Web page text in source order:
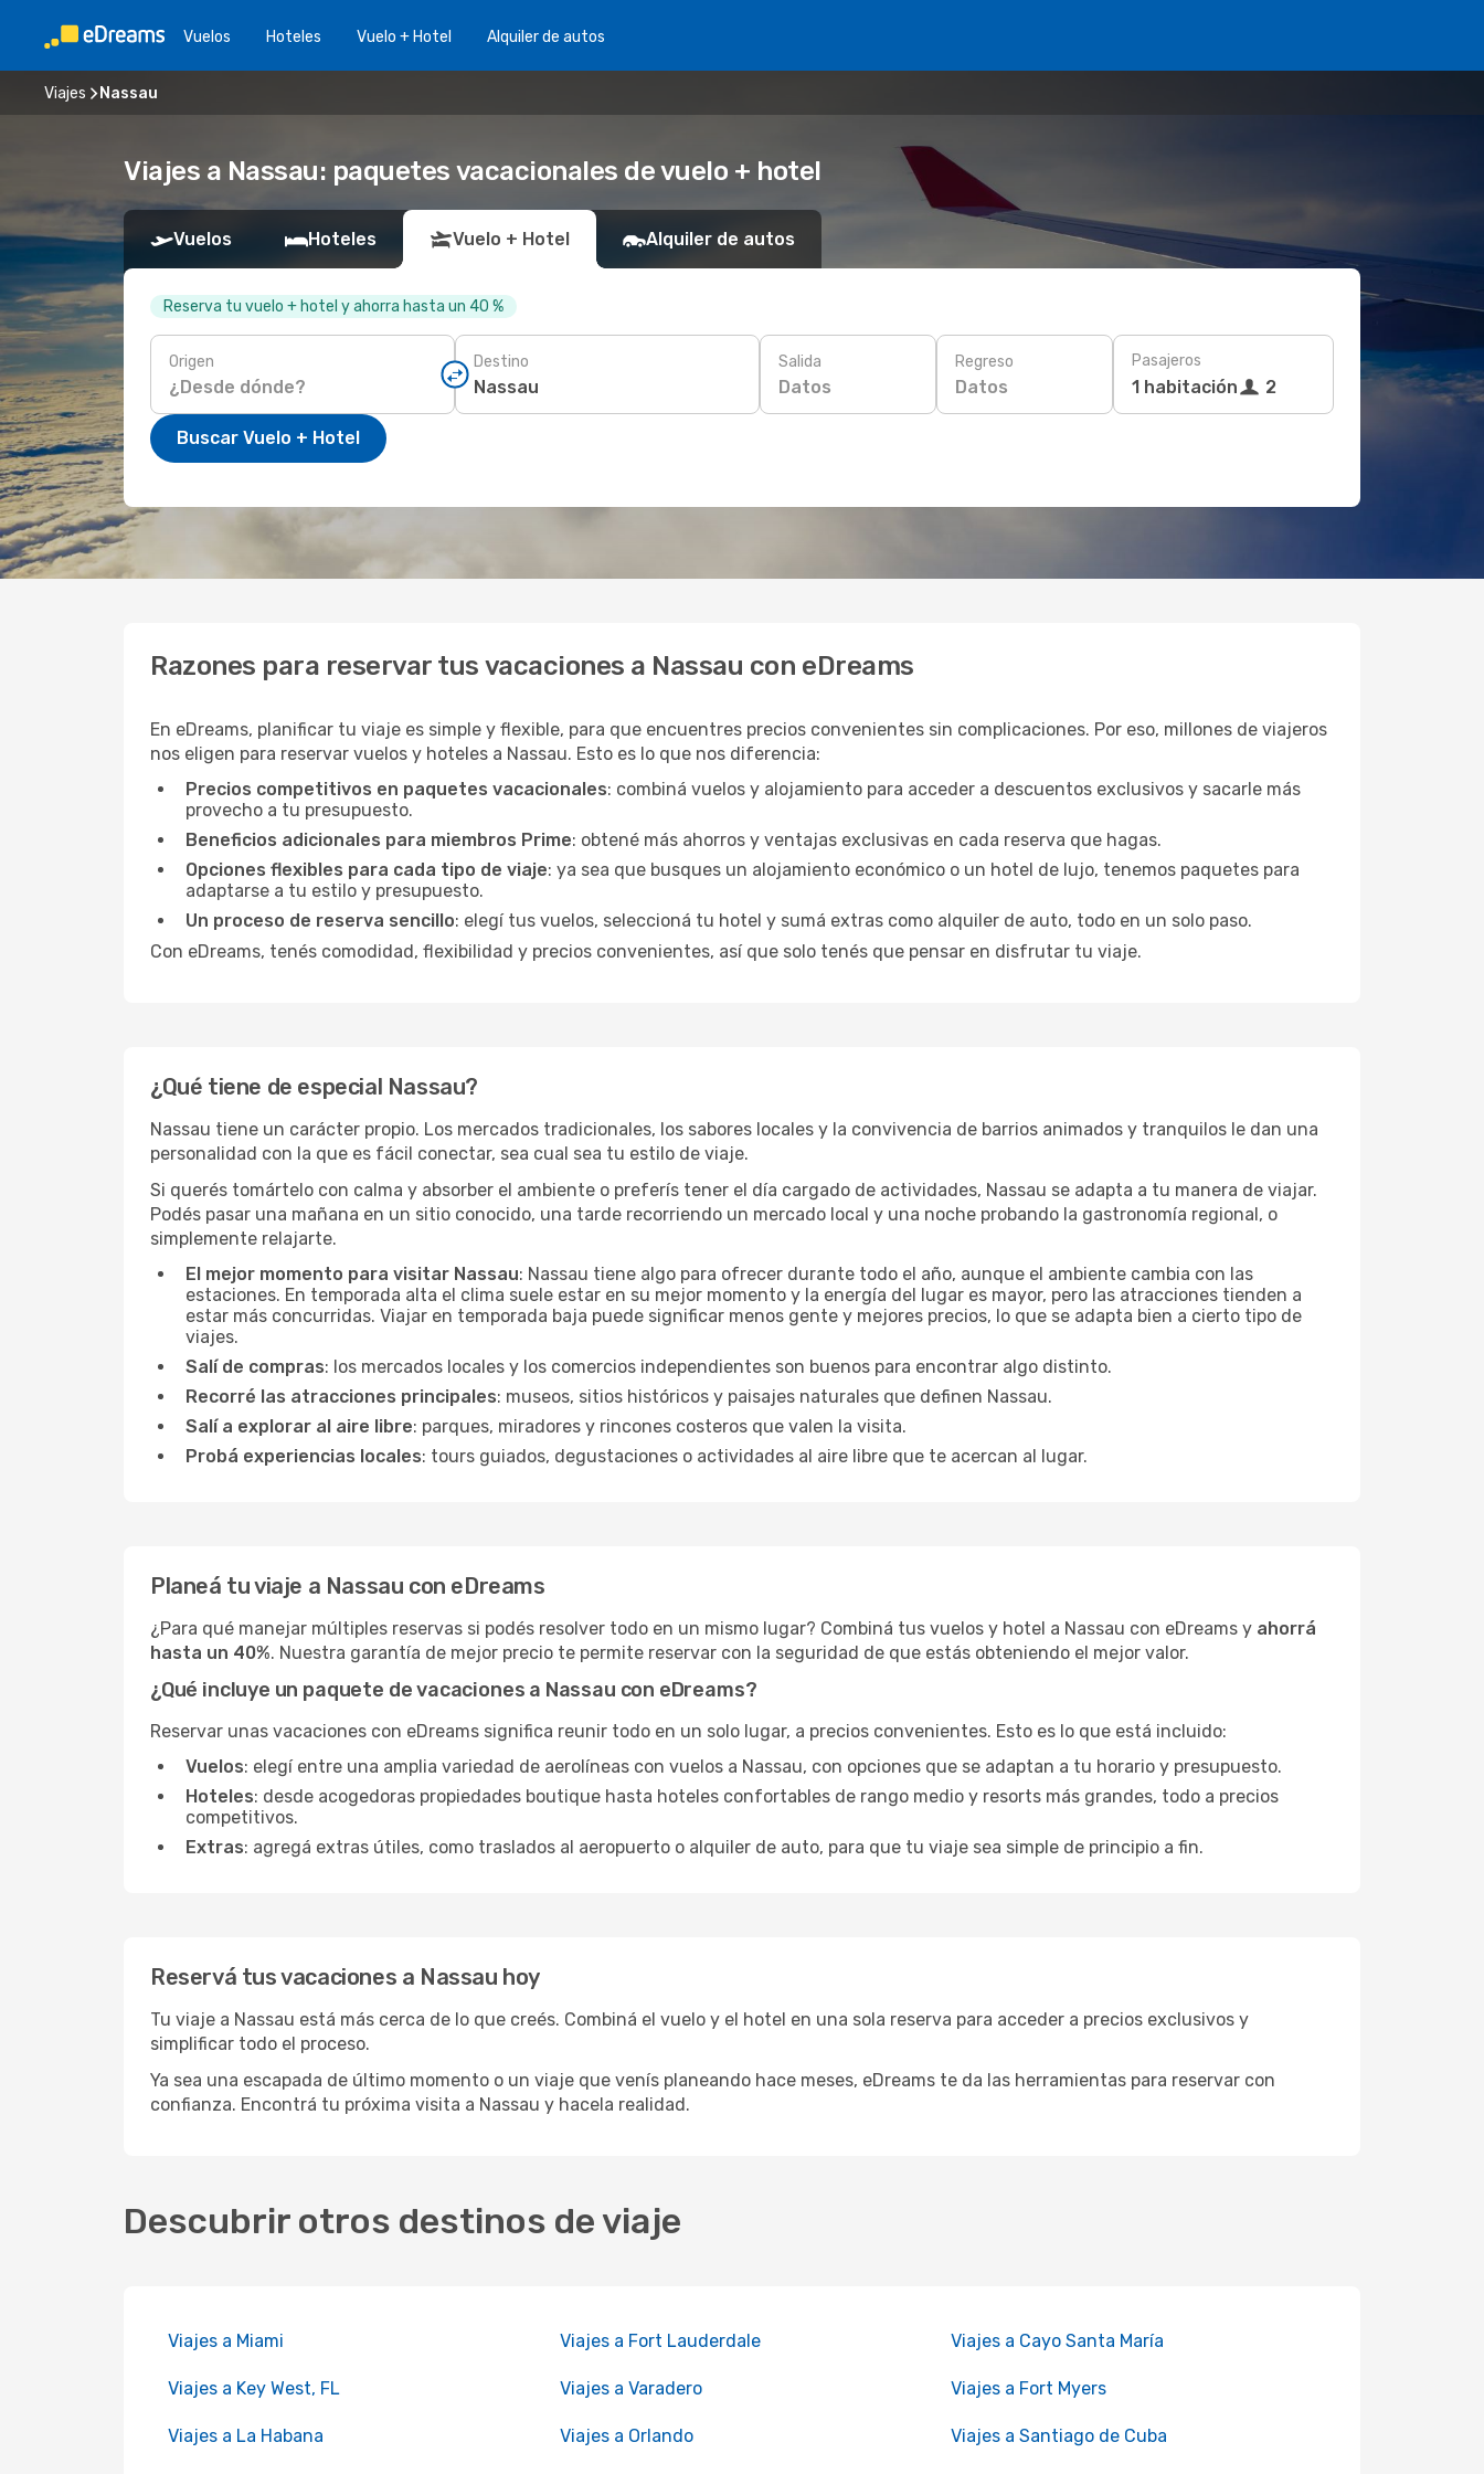
Vuelos Hoteles Vuelo + Hotel Alquiler de autos
Viajes Nassau
Viajes a Nassau: paquetes vacacionales de vuelo + hotel
Vuelos Hoteles Vuelo + Hotel Alquiler de autos
Reserva tu vuelo + hotel y ahorra hasta un 40 %
Origen Destino Salida
Datos
Regreso
Datos
Pasajeros
1 habitación 2
Buscar Vuelo + Hotel
Razones para reservar tus vacaciones a Nassau con eDreams
En eDreams, planificar tu viaje es simple y flexible, para que encuentres precios convenientes sin complicaciones. Por eso, millones de viajeros
nos eligen para reservar vuelos y hoteles a Nassau. Esto es lo que nos diferencia:
Precios competitivos en paquetes vacacionales: combiná vuelos y alojamiento para acceder a descuentos exclusivos y sacarle más
provecho a tu presupuesto.
Beneficios adicionales para miembros Prime: obtené más ahorros y ventajas exclusivas en cada reserva que hagas.
Opciones flexibles para cada tipo de viaje: ya sea que busques un alojamiento económico o un hotel de lujo, tenemos paquetes para
adaptarse a tu estilo y presupuesto.
Un proceso de reserva sencillo: elegí tus vuelos, seleccioná tu hotel y sumá extras como alquiler de auto, todo en un solo paso.
Con eDreams, tenés comodidad, flexibilidad y precios convenientes, así que solo tenés que pensar en disfrutar tu viaje.
¿Qué tiene de especial Nassau?
Nassau tiene un carácter propio. Los mercados tradicionales, los sabores locales y la convivencia de barrios animados y tranquilos le dan una
personalidad con la que es fácil conectar, sea cual sea tu estilo de viaje.
Si querés tomártelo con calma y absorber el ambiente o preferís tener el día cargado de actividades, Nassau se adapta a tu manera de viajar.
Podés pasar una mañana en un sitio conocido, una tarde recorriendo un mercado local y una noche probando la gastronomía regional, o
simplemente relajarte.
El mejor momento para visitar Nassau: Nassau tiene algo para ofrecer durante todo el año, aunque el ambiente cambia con las
estaciones. En temporada alta el clima suele estar en su mejor momento y la energía del lugar es mayor, pero las atracciones tienden a
estar más concurridas. Viajar en temporada baja puede significar menos gente y mejores precios, lo que se adapta bien a cierto tipo de
viajes.
Salí de compras: los mercados locales y los comercios independientes son buenos para encontrar algo distinto.
Recorré las atracciones principales: museos, sitios históricos y paisajes naturales que definen Nassau.
Salí a explorar al aire libre: parques, miradores y rincones costeros que valen la visita.
Probá experiencias locales: tours guiados, degustaciones o actividades al aire libre que te acercan al lugar.
Planeá tu viaje a Nassau con eDreams
¿Para qué manejar múltiples reservas si podés resolver todo en un mismo lugar? Combiná tus vuelos y hotel a Nassau con eDreams y ahorrá
hasta un 40%. Nuestra garantía de mejor precio te permite reservar con la seguridad de que estás obteniendo el mejor valor.
¿Qué incluye un paquete de vacaciones a Nassau con eDreams?
Reservar unas vacaciones con eDreams significa reunir todo en un solo lugar, a precios convenientes. Esto es lo que está incluido:
Vuelos: elegí entre una amplia variedad de aerolíneas con vuelos a Nassau, con opciones que se adaptan a tu horario y presupuesto.
Hoteles: desde acogedoras propiedades boutique hasta hoteles confortables de rango medio y resorts más grandes, todo a precios
competitivos.
Extras: agregá extras útiles, como traslados al aeropuerto o alquiler de auto, para que tu viaje sea simple de principio a fin.
Reservá tus vacaciones a Nassau hoy
Tu viaje a Nassau está más cerca de lo que creés. Combiná el vuelo y el hotel en una sola reserva para acceder a precios exclusivos y
simplificar todo el proceso.
Ya sea una escapada de último momento o un viaje que venís planeando hace meses, eDreams te da las herramientas para reservar con
confianza. Encontrá tu próxima visita a Nassau y hacela realidad.
Descubrir otros destinos de viaje
Viajes a Miami Viajes a Fort Lauderdale Viajes a Cayo Santa María
Viajes a Key West, FL Viajes a Varadero Viajes a Fort Myers
Viajes a La Habana Viajes a Orlando Viajes a Santiago de Cuba